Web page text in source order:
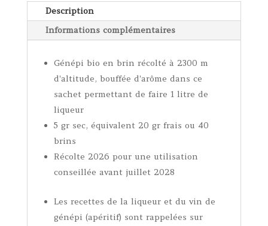
Description
Informations complémentaires
Génépi bio en brin récolté à 2300 m
d'altitude, bouffée d'arôme dans ce
sachet permettant de faire 1 litre de
liqueur
5 gr sec, équivalent 20 gr frais ou 40
brins
Récolte 2026 pour une utilisation
conseillée avant juillet 2028
Les recettes de la liqueur et du vin de
génépi (apéritif) sont rappelées sur